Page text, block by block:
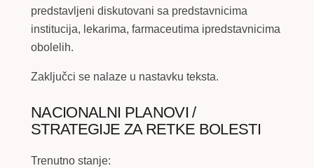
predstavljeni diskutovani sa predstavnicima
institucija, lekarima, farmaceutima ipredstavnicima
obolelih.
Zaključci se nalaze u nastavku teksta.
NACIONALNI PLANOVI /
STRATEGIJE ZA RETKE BOLESTI
Trenutno stanje: